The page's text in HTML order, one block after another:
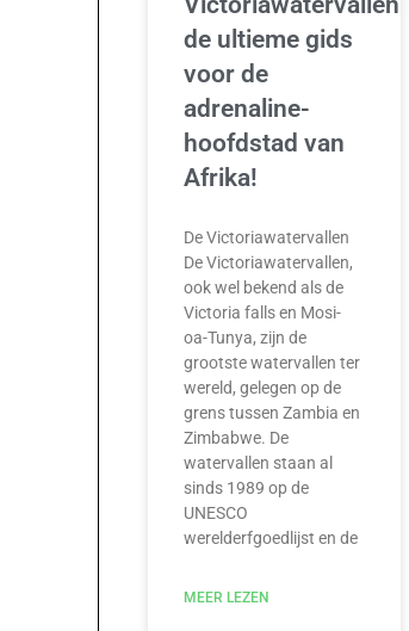
de ultieme gids
voor de
adrenaline-
hoofdstad van
Afrika!
De Victoriawatervallen
De Victoriawatervallen,
ook wel bekend als de
Victoria falls en Mosi-
oa-Tunya, zijn de
grootste watervallen ter
wereld, gelegen op de
grens tussen Zambia en
Zimbabwe. De
watervallen staan al
sinds 1989 op de
UNESCO
werelderfgoedlijst en de
MEER LEZEN